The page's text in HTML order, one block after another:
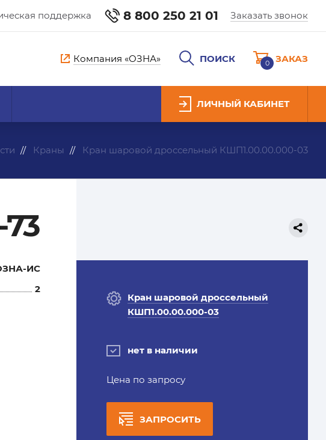
поддержка 8 800 250 21 01 Заказать звонок
Компания «ОЗНА» ПОИСК 0 ЗАКАЗ
ЛИЧНЫЙ КАБИНЕТ
Краны Кран шаровой дроссельный КШП1.00.00.000-03
ИС
2
Кран шаровой дроссельный
КШП1.00.00.000-03
нет в наличии
Цена по запросу
ЗАПРОСИТЬ